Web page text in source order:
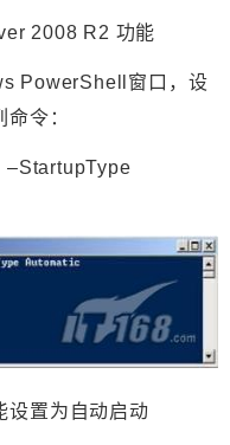
2008 R2 功能
PowerShell窗口，设
令：
–StartupType
设置为自动启动